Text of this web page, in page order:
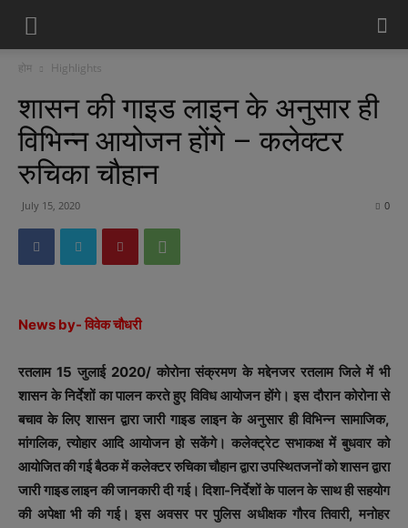
होम Highlights
शासन की गाइड लाइन के अनुसार ही
विभिन्न आयोजन होंगे – कलेक्टर
रुचिका चौहान
July 15, 2020 0
News by- विवेक चौधरी
रतलाम 15 जुलाई 2020/ कोरोना संक्रमण के मद्देनजर रतलाम जिले में भी
शासन के निर्देशों का पालन करते हुए विविध आयोजन होंगे। इस दौरान कोरोना से
बचाव के लिए शासन द्वारा जारी गाइड लाइन के अनुसार ही विभिन्न सामाजिक,
मांगलिक, त्योहार आदि आयोजन हो सकेंगे। कलेक्ट्रेट सभाकक्ष में बुधवार को
आयोजित की गई बैठक में कलेक्टर रुचिका चौहान द्वारा उपस्थितजनों को शासन द्वारा
जारी गाइड लाइन की जानकारी दी गई। दिशा-निर्देशों के पालन के साथ ही सहयोग
की अपेक्षा भी की गई। इस अवसर पर पुलिस अधीक्षक गौरव तिवारी, मनोहर